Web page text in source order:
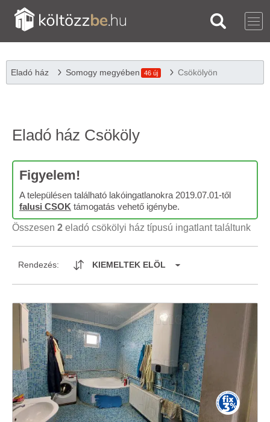
Eladó ház Somogy megyében 46 új Csökölyön
Eladó ház Csököly
Figyelem!
A településen található lakóingatlanokra 2019.07.01-től
falusi CSOK támogatás vehető igénybe.
Összesen 2 eladó csökölyi ház típusú ingatlant találtunk
Rendezés: KIEMELTEK ELÖL